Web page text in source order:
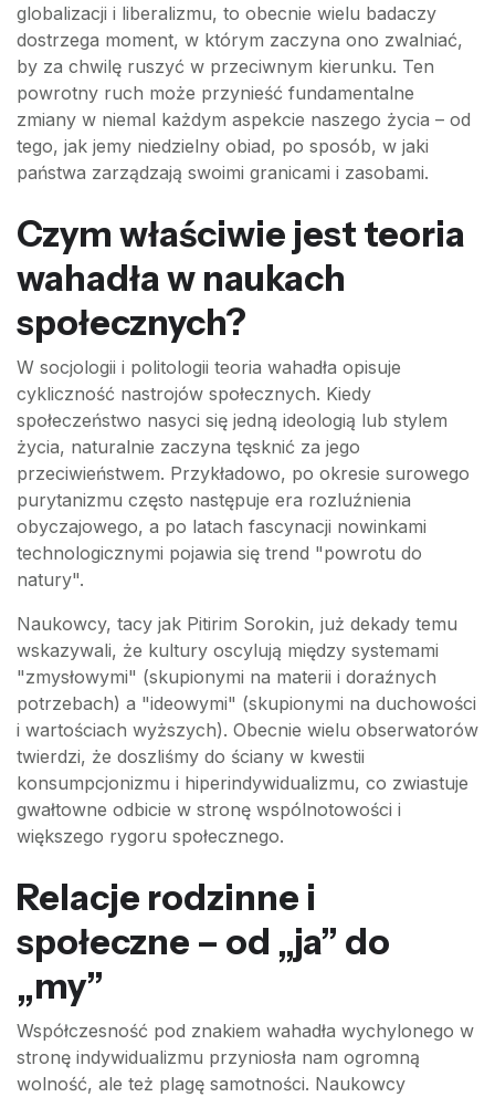
globalizacji i liberalizmu, to obecnie wielu badaczy
dostrzega moment, w którym zaczyna ono zwalniać,
by za chwilę ruszyć w przeciwnym kierunku. Ten
powrotny ruch może przynieść fundamentalne
zmiany w niemal każdym aspekcie naszego życia – od
tego, jak jemy niedzielny obiad, po sposób, w jaki
państwa zarządzają swoimi granicami i zasobami.
Czym właściwie jest teoria
wahadła w naukach
społecznych?
W socjologii i politologii teoria wahadła opisuje
cykliczność nastrojów społecznych. Kiedy
społeczeństwo nasyci się jedną ideologią lub stylem
życia, naturalnie zaczyna tęsknić za jego
przeciwieństwem. Przykładowo, po okresie surowego
purytanizmu często następuje era rozluźnienia
obyczajowego, a po latach fascynacji nowinkami
technologicznymi pojawia się trend "powrotu do
natury".
Naukowcy, tacy jak Pitirim Sorokin, już dekady temu
wskazywali, że kultury oscylują między systemami
"zmysłowymi" (skupionymi na materii i doraźnych
potrzebach) a "ideowymi" (skupionymi na duchowości
i wartościach wyższych). Obecnie wielu obserwatorów
twierdzi, że doszliśmy do ściany w kwestii
konsumpcjonizmu i hiperindywidualizmu, co zwiastuje
gwałtowne odbicie w stronę wspólnotowości i
większego rygoru społecznego.
Relacje rodzinne i
społeczne – od „ja” do
„my”
Współczesność pod znakiem wahadła wychylonego w
stronę indywidualizmu przyniosła nam ogromną
wolność, ale też plagę samotności. Naukowcy